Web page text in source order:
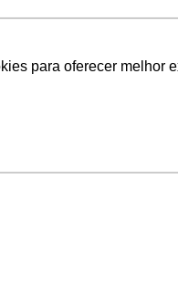
para oferecer melhor